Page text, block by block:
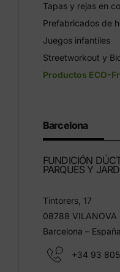
Tapas y rejas en
Prefabricados de
Juegos infantiles
Streetworkout y
Productos ECO-
Barcelona
FUNDICIÓN
PARQUES Y
Tintorers, 17
08788 VILANOVA
Barcelona – España
+34 93 805